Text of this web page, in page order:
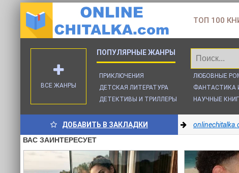
ТОП 100
ПРИКЛЮЧЕНИЯ
ДЕТСКАЯ ЛИТЕРАТУРА
ДЕТЕКТИВЫ И ТРИЛЛЕРЫ
ЛЮБОВНЫЕ
ФАНТАСТИКА
НАУЧНЫЕ
ВСЕ ЖАНРЫ
ДОБАВИТЬ В ЗАКЛАДКИ